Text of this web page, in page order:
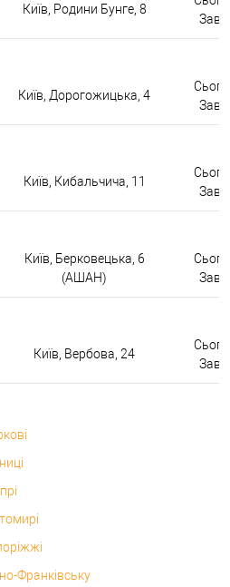
Київ, Родини Бунге, 8
Київ, Дорогожицька, 4
Київ, Кибальчича, 11
Київ, Берковецька, 6
(АШАН)
Київ, Вербова, 24
Франківську